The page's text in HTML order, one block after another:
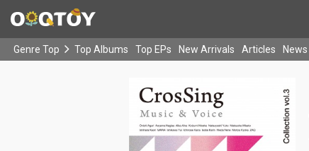
Genre Top Top Albums Top EPs New Arrivals Articles News